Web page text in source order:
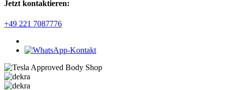
Jetzt kontaktieren:
+49 221 7087776